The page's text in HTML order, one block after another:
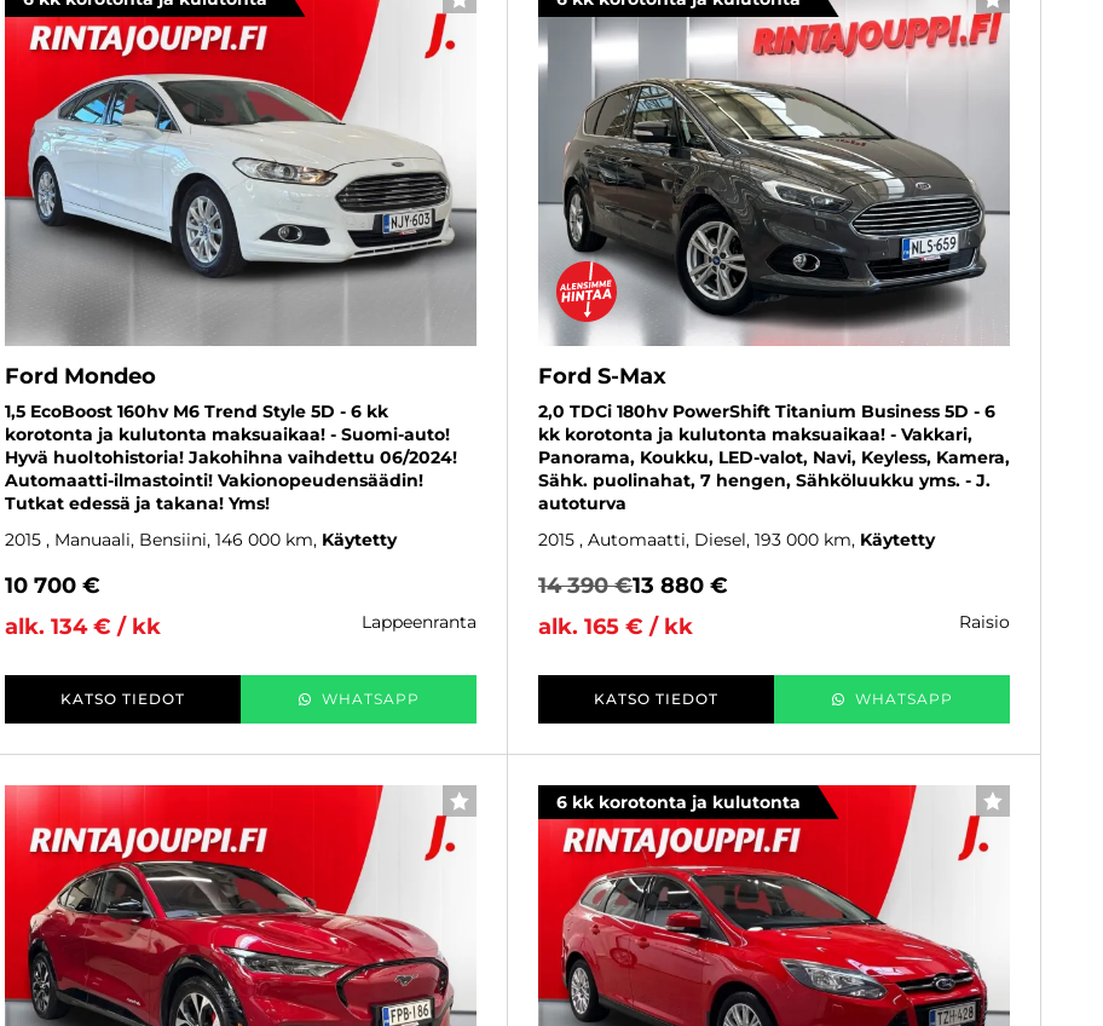
SUOSIKKI
Ford Mondeo
1,5 EcoBoost 160hv M6 Trend Style 5D - 6 kk
korotonta ja kulutonta maksuaikaa! - Suomi-auto!
Hyvä huoltohistoria! Jakohihna vaihdettu 06/2024!
Automaatti-ilmastointi! Vakionopeudensäädin!
Tutkat edessä ja takana! Yms!
2015 , Manuaali, Bensiini, 146 000 km Käytetty
10 700 €
alk. 134 € / kk
lappeenranta
KATSO TIEDOT WHATSAPP
SUOSIKKI
Ford S-Max
2,0 TDCi 180hv PowerShift Titanium Business 5D - 6
kk korotonta ja kulutonta maksuaikaa! - Vakkari,
Panorama, Koukku, LED-valot, Navi, Keyless, Kamera,
Sähk. puolinahat, 7 hengen, Sähköluukku yms. - J.
autoturva
2015 , Automaatti, Diesel, 193 000 km Käytetty
14 390 €13 880 €
alk. 165 € / kk
raisio
KATSO TIEDOT WHATSAPP
SUOSIKKI 6 kk korotonta ja kulutonta SUOSIKKI